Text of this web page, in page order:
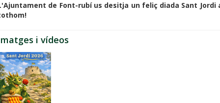
de Font-rubí us desitja un feliç diada Sant Jordi
i vídeos